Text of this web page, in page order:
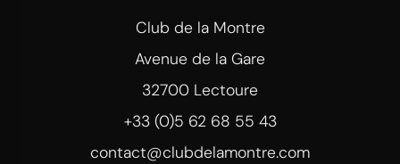
Club de la Montre
Avenue de la Gare
32700 Lectoure
+33 (0)5 62 68 55 43
contact@clubdelamontre.com